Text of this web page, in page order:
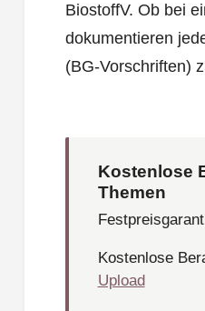
BiostoffV. Ob bei
dokumentieren
(BG-Vorschriften)
Kostenlose
Themen
Kostenlose
Upload